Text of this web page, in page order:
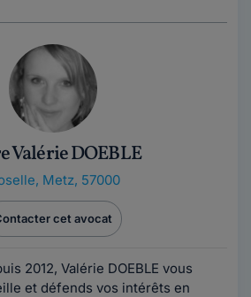
Valérie DOEBLE
, Metz, 57000
cet avocat
2012, Valérie DOEBLE vous
et défends vos intérêts en